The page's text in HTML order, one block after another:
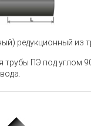
редукционный из
трубы ПЭ под углом